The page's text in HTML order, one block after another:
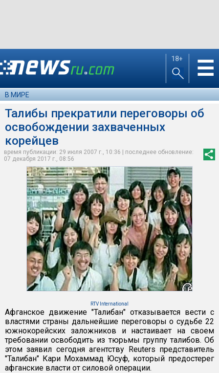
18+ ☰
В МИРЕ
Талибы прекратили переговоры об
освобождении захваченных
корейцев
время публикации: 29 июля 2007 г., 10:36 | последнее обновление:
07 декабря 2017 г., 08:56
RTV International
Афганское движение "Талибан" отказывается вести с
властями страны дальнейшие переговоры о судьбе 22
южнокорейских заложников и настаивает на своем
требовании освободить из тюрьмы группу талибов. Об
этом заявил сегодня агентству Reuters представитель
"Талибан" Кари Мохаммад Юсуф, который предостерег
афганские власти от силовой операции.